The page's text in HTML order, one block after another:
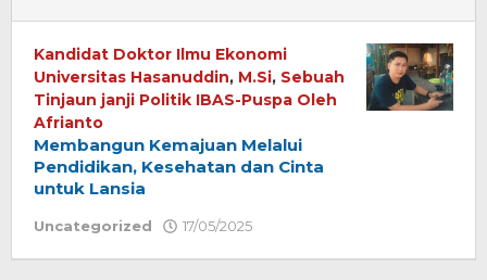
Kandidat Doktor Ilmu Ekonomi
Universitas Hasanuddin, M.Si, Sebuah
Tinjaun janji Politik IBAS-Puspa Oleh
Afrianto
Membangun Kemajuan Melalui
Pendidikan, Kesehatan dan Cinta
untuk Lansia
Uncategorized 17/05/2025